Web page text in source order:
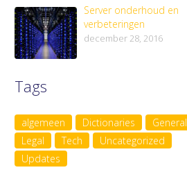
Server onderhoud en
verbeteringen
december 28, 2016
Tags
algemeen Dictionaries
General
Legal
Tech
Uncategorized
Updates